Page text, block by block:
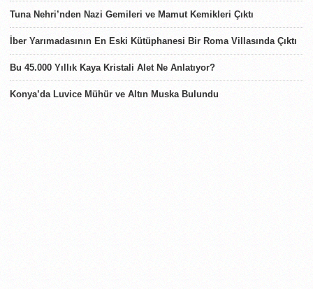
Tuna Nehri’nden Nazi Gemileri ve Mamut Kemikleri Çıktı
İber Yarımadasının En Eski Kütüphanesi Bir Roma Villasında Çıktı
Bu 45.000 Yıllık Kaya Kristali Alet Ne Anlatıyor?
Konya’da Luvice Mühür ve Altın Muska Bulundu